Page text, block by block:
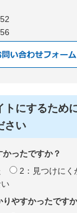
トにするため
さい
ったですか？
2：見つけにく
やすかったです